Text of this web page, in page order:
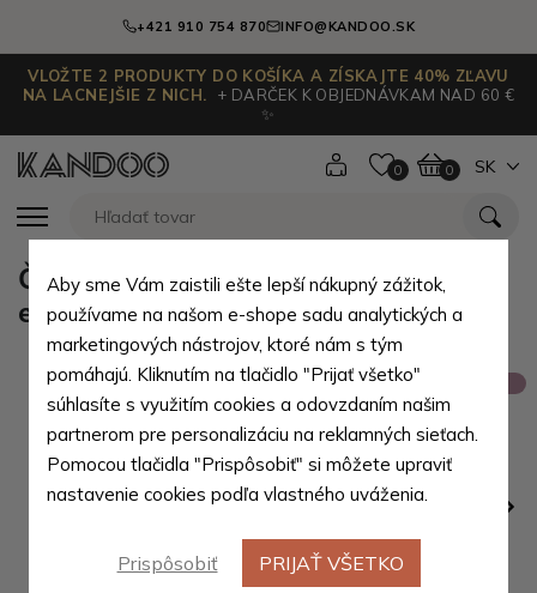
+421 910 754 870 INFO@KANDOO.SK
VLOŽTE 2 PRODUKTY DO KOŠÍKA A ZÍSKAJTE 40% ZĽAVU
NA LACNEJŠIE Z NICH.
+ DARČEK K OBJEDNÁVKAM NAD 60 €
✨
0 0 SK
Čierna pánska kožená dokladová
etue v štýle BAMBOO Signhild
Aby sme Vám zaistili ešte lepší nákupný zážitok,
používame na našom e-shope sadu analytických a
marketingových nástrojov, ktoré nám s tým
pomáhajú. Kliknutím na tlačidlo "Prijať všetko"
súhlasíte s využitím cookies a odovzdaním našim
partnerom pre personalizáciu na reklamných sieťach.
Pomocou tlačidla "Prispôsobiť" si môžete upraviť
nastavenie cookies podľa vlastného uváženia.
Prispôsobiť PRIJAŤ VŠETKO